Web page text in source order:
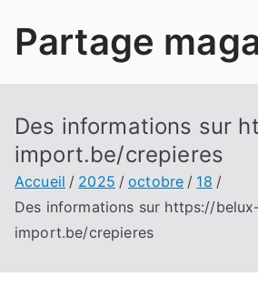
Partage
Des informations sur
import.be/crepieres
Accueil 2025 octobre
18
Des informations sur https://
import.be/crepieres